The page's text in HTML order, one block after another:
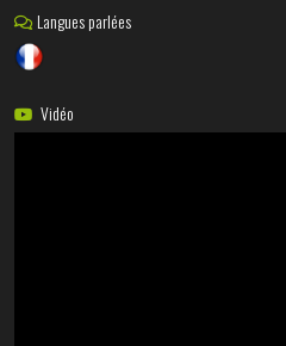
Langues parlées
Vidéo